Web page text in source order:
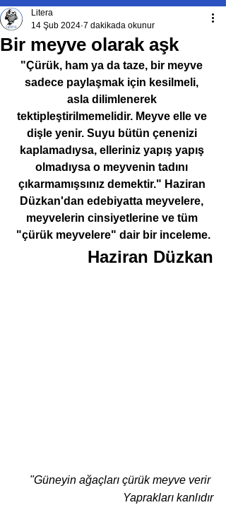
Bir meyve olarak aşk
Litera
14 Şub 2024 7 dakikada okunur
"Çürük, ham ya da taze, bir meyve
sadece paylaşmak için kesilmeli,
asla dilimlenerek
tektipleştirilmemelidir. Meyve elle ve
dişle yenir. Suyu bütün çenenizi
kaplamadıysa, elleriniz yapış yapış
olmadıysa o meyvenin tadını
çıkarmamışsınız demektir." Haziran
Düzkan'dan edebiyatta meyvelere,
meyvelerin cinsiyetlerine ve tüm
"çürük meyvelere" dair bir inceleme.
Haziran Düzkan
"Güneyin ağaçları çürük meyve verir
Yaprakları kanlıdır